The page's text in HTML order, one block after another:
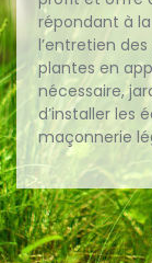
répondant à la
l’entretien
plantes en
nécessaire,
d’installer les
maçonnerie